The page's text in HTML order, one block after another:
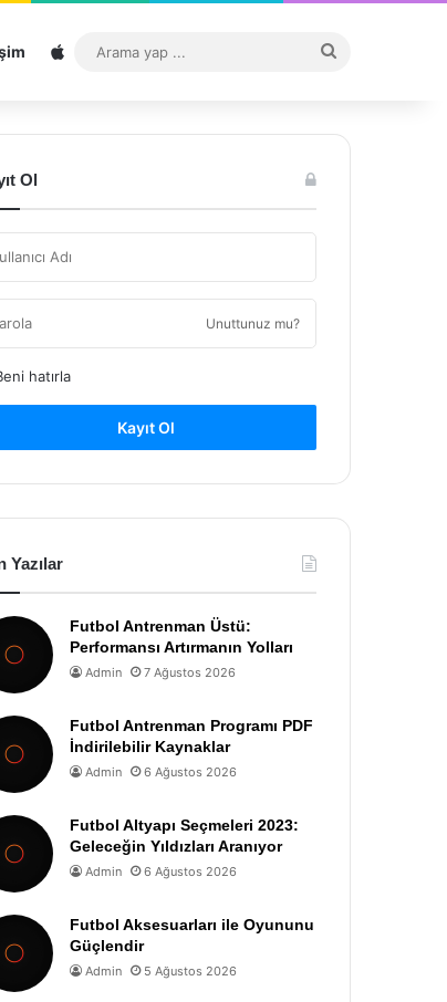
Sitemap
...
Ol
Unuttunuz mu?
hatırla
Kayıt Ol
Yazılar
Futbol Antrenman Üstü:
Performansı Artırmanın Yolları
Admin 7 Ağustos 2026
Futbol Antrenman Programı PDF
İndirilebilir Kaynaklar
Admin 6 Ağustos 2026
Futbol Altyapı Seçmeleri 2023:
Geleceğin Yıldızları Aranıyor
Admin 6 Ağustos 2026
Futbol Aksesuarları ile Oyununu
Güçlendir
Admin 5 Ağustos 2026